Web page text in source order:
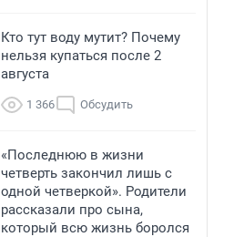
Кто тут воду мутит? Почему
нельзя купаться после 2
августа
1 366 Обсудить
«Последнюю в жизни
четверть закончил лишь с
одной четверкой». Родители
рассказали про сына,
который всю жизнь боролся